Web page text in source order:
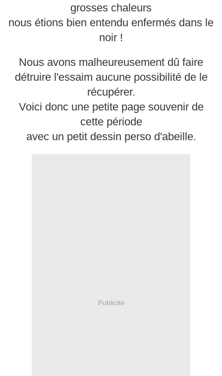
grosses chaleurs
nous étions bien entendu enfermés dans le
noir !
Nous avons malheureusement dû faire
détruire l'essaim aucune possibilité de le
récupérer.
Voici donc une petite page souvenir de
cette période
avec un petit dessin perso d'abeille.
Publicité